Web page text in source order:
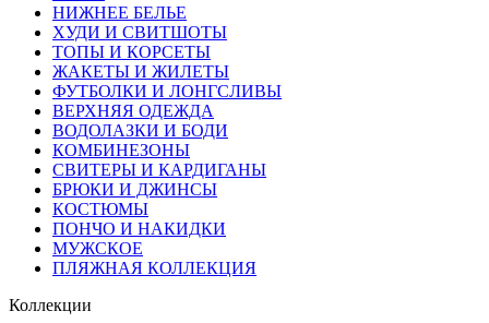
НИЖНЕЕ БЕЛЬЕ
ХУДИ И СВИТШОТЫ
ТОПЫ И КОРСЕТЫ
ЖАКЕТЫ И ЖИЛЕТЫ
ФУТБОЛКИ И ЛОНГСЛИВЫ
ВЕРХНЯЯ ОДЕЖДА
ВОДОЛАЗКИ И БОДИ
КОМБИНЕЗОНЫ
СВИТЕРЫ И КАРДИГАНЫ
БРЮКИ И ДЖИНСЫ
КОСТЮМЫ
ПОНЧО И НАКИДКИ
МУЖСКОЕ
ПЛЯЖНАЯ КОЛЛЕКЦИЯ
Коллекции